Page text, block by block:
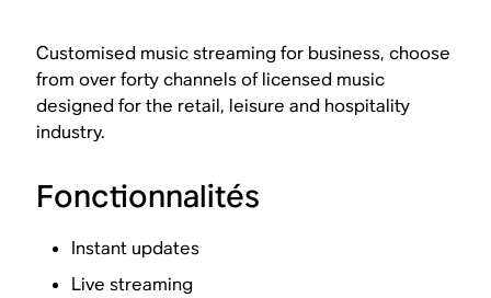
Customised music streaming for business, choose
from over forty channels of licensed music
designed for the retail, leisure and hospitality
industry.
Fonctionnalités
Instant updates
Live streaming